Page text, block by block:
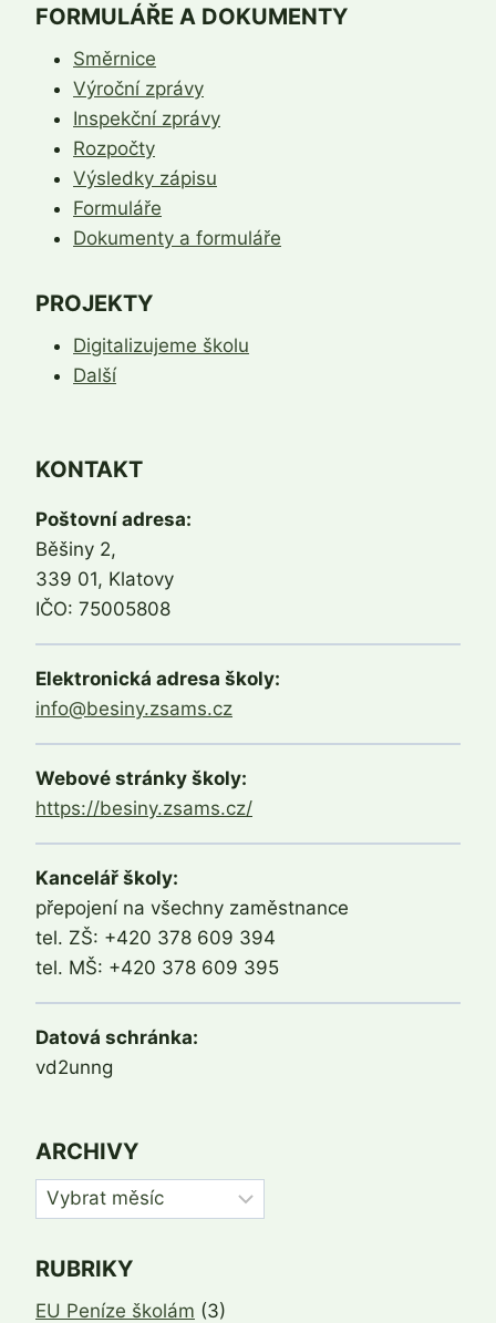
FORMULÁŘE A DOKUMENTY
Směrnice
Výroční zprávy
Inspekční zprávy
Rozpočty
Výsledky zápisu
Formuláře
Dokumenty a formuláře
PROJEKTY
Digitalizujeme školu
Další
KONTAKT
Poštovní adresa:
Běšiny 2,
339 01, Klatovy
IČO: 75005808
Elektronická adresa školy:
info@besiny.zsams.cz
Webové stránky školy:
https://besiny.zsams.cz/
Kancelář školy:
přepojení na všechny zaměstnance
tel. ZŠ: +420 378 609 394
tel. MŠ: +420 378 609 395
Datová schránka:
vd2unng
ARCHIVY
Archivy
RUBRIKY
EU Peníze školám (3)